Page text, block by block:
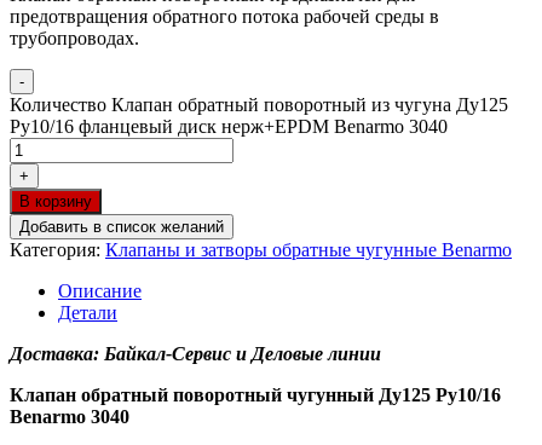
предотвращения обратного потока рабочей среды в
трубопроводах.
-
Количество Клапан обратный поворотный из чугуна Ду125
Ру10/16 фланцевый диск нерж+EPDM Benarmo 3040
+
В корзину
Добавить в список желаний
Категория: Клапаны и затворы обратные чугунные Benarmo
Описание
Детали
Доставка: Байкал-Сервис и Деловые линии
Клапан обратный поворотный чугунный Ду125 Ру10/16
Benarmo 3040